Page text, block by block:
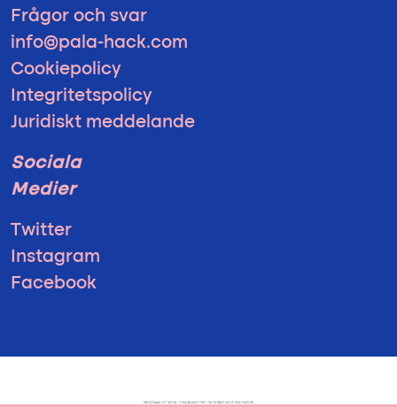
Frågor och svar
info@pala-hack.com
Cookiepolicy
Integritetspolicy
Juridiskt meddelande
Sociala
Medier
Twitter
Instagram
Facebook